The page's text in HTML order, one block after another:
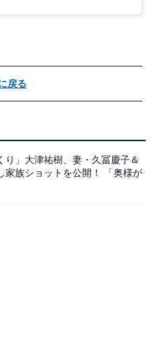
戻る
り」大津祐樹、妻・久冨慶子＆
家族ショットを公開！ 「奥様が